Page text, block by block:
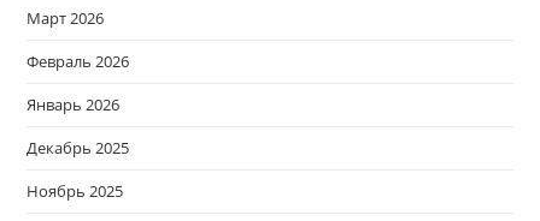
Март 2026
Февраль 2026
Январь 2026
Декабрь 2025
Ноябрь 2025